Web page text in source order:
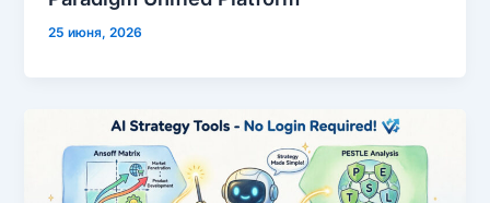
25 июня, 2026